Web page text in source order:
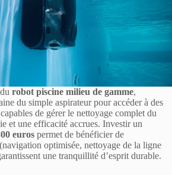
robot piscine milieu de gamme,
du simple aspirateur pour accéder à des
de gérer le nettoyage complet du
et une efficacité accrues. Investir un
euros permet de bénéficier de
optimisée, nettoyage de la ligne
une tranquillité d’esprit durable.